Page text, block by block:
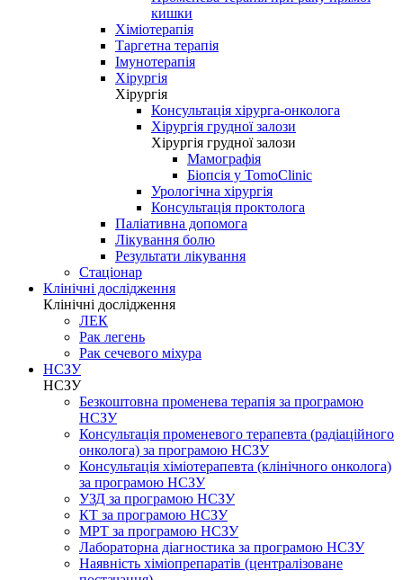
кишки
Хіміотерапія
Таргетна терапія
Імунотерапія
Хірургія
Хірургія
Консультація хірурга-онколога
Хірургія грудної залози
Хірургія грудної залози
Мамографія
Біопсія у TomoClinic
Урологічна хірургія
Консультація проктолога
Паліативна допомога
Лікування болю
Результати лікування
Стаціонар
Клінічні дослідження
Клінічні дослідження
ЛЕК
Рак легень
Рак сечевого міхура
НСЗУ
НСЗУ
Безкоштовна променева терапія за програмою
НСЗУ
Консультація променевого терапевта (радіаційного
онколога) за програмою НСЗУ
Консультація хіміотерапевта (клінічного онколога)
за програмою НСЗУ
УЗД за програмою НСЗУ
КТ за програмою НСЗУ
МРТ за програмою НСЗУ
Лабораторна діагностика за програмою НСЗУ
Наявність хіміопрепаратів (централізоване